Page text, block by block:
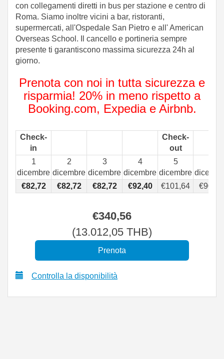
con collegamenti diretti in bus per stazione e centro di
Roma. Siamo inoltre vicini a bar, ristoranti,
supermercati, all'Ospedale San Pietro e all' American
Overseas School. Il cancello e portineria sempre
presente ti garantiscono massima sicurezza 24h al
giorno.
Prenota con noi in tutta sicurezza e
risparmia! 20% in meno rispetto a
Booking.com, Expedia e Airbnb.
Check-
in
Check-
out
1
dicembre
2
dicembre
3
dicembre
4
dicembre
5
dicembre
€82,72 €82,72 €82,72 €92,40 €101,64 €90
€340,56
(13.012,05 THB)
Controlla la disponibilità